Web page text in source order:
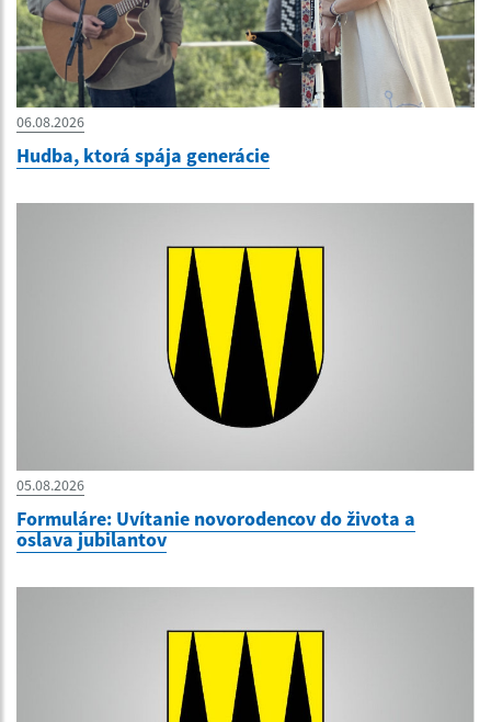
06.08.2026
Hudba, ktorá spája generácie
05.08.2026
Formuláre: Uvítanie novorodencov do života a
oslava jubilantov